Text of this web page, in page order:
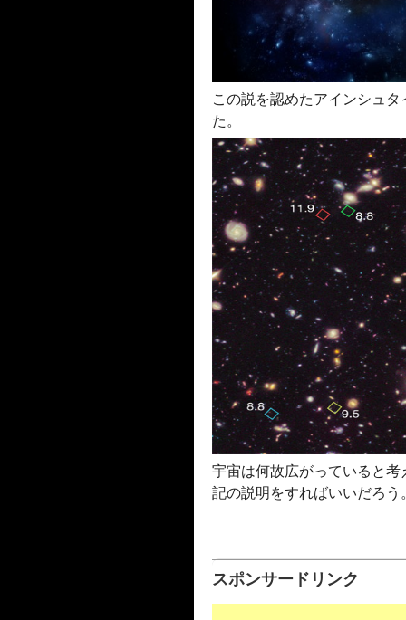
この説を認めたアインシュ
た。
宇宙は何故広がっていると
記の説明をすればいいだろう
スポンサードリンク